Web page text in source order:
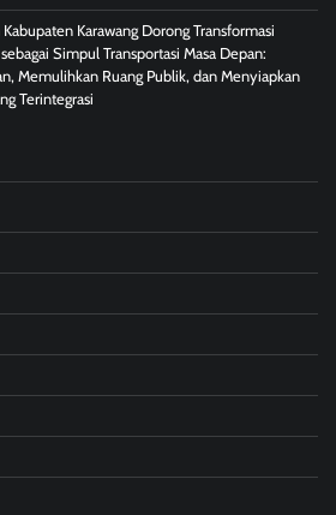
Karawang Dorong Transformasi
Simpul Transportasi Masa Depan:
Memulihkan Ruang Publik, dan Menyiapkan
Terintegrasi